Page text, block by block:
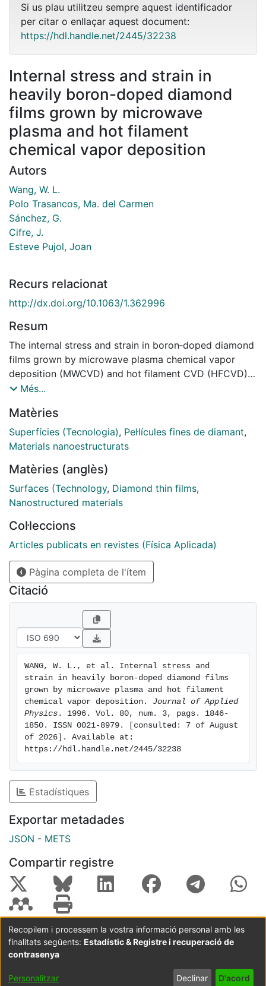
Si us plau utilitzeu sempre aquest identificador
per citar o enllaçar aquest document:
https://hdl.handle.net/2445/32238
Internal stress and strain in
heavily boron-doped diamond
films grown by microwave
plasma and hot filament
chemical vapor deposition
Autors
Wang, W. L.
Polo Trasancos, Ma. del Carmen
Sánchez, G.
Cifre, J.
Esteve Pujol, Joan
Recurs relacionat
http://dx.doi.org/10.1063/1.362996
Resum
The internal stress and strain in boron‐doped diamond
films grown by microwave plasma chemical vapor
deposition (MWCVD) and hot filament CVD (HFCVD)
were studied as a function of boron concentration.
stress and strain increased with boron concentration.
The stress and the strain measured in HFCVD samples
were greater than those of MWCVD samples at the
0.84 GPa, calculated by the grain boundary relaxation
model, was in good agreement with the experimental
value when the boron concentration in the films was
at.%, the tensile stress was mainly caused by high
defect density, and induced by a node‐blocked sliding
effect at the grain boundary
Més...
Matèries
Superfícies (Tecnologia), Pel·lícules fines de diamant,
Materials nanoestructurats
Matèries (anglès)
Surfaces (Technology, Diamond thin films,
Nanostructured materials
Col·leccions
Articles publicats en revistes (Física Aplicada)
Pàgina completa de l'ítem
Citació
WANG, W. L., et al. Internal stress and
strain in heavily boron-doped diamond films
grown by microwave plasma and hot filament
chemical vapor deposition. Journal of Applied
Physics . 1996. Vol. 80, num. 3, pags. 1846-
1850. ISSN 0021-8979. [consulted: 7 of August
of 2026]. Available at:
https://hdl.handle.net/2445/32238
Estadístiques
Exportar metadades
JSON - METS
Compartir registre
Coordinació:CRAI UB Avís legal
Metadades
subjectes a:
Configuració
de cookies
privadesa
Recopilem i processem la vostra informació personal amb les
finalitats següents: Estadístic & Registre i recuperació de
contrasenya
Personalitzar Declinar D'acord